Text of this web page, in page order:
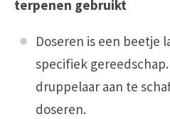
terpenen gebruikt
Doseren is een beetje
specifiek
druppelaar aan te
doseren.